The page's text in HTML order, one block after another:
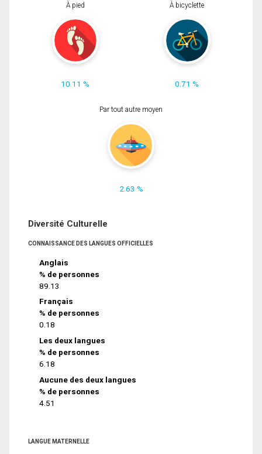
À pied
10.11 %
À bicyclette
0.71 %
Par tout autre moyen
2.63 %
Diversité Culturelle
CONNAISSANCE DES LANGUES OFFICIELLES
Anglais
% de personnes
89.13
Français
% de personnes
0.18
Les deux langues
% de personnes
6.18
Aucune des deux langues
% de personnes
4.51
LANGUE MATERNELLE